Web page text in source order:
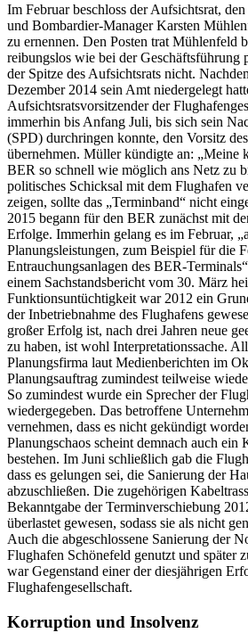
Im Februar beschloss der Aufsichtsrat,
und Bombardier-Manager Karsten
zu ernennen. Den Posten trat Mühlenfeld
reibungslos wie bei der Geschäftsführung
der Spitze des Aufsichtsrats nicht.
Dezember 2014 sein Amt niedergelegt
Aufsichtsratsvorsitzender der
immerhin bis Anfang Juli, bis sich sein
(SPD) durchringen konnte, den Vorsitz
übernehmen. Müller kündigte an: „Meine
BER so schnell wie möglich ans Netz zu
politisches Schicksal mit dem Flughafen
zeigen, sollte das „Terminband“ nicht
2015 begann für den BER zunächst mit
Erfolge. Immerhin gelang es im Februar,
Planungsleistungen, zum Beispiel für die
Entrauchungsanlagen des BER-
einem Sachstandsbericht vom 30. März
Funktionsuntüchtigkeit war 2012 ein
der Inbetriebnahme des Flughafens
großer Erfolg ist, nach drei Jahren neue
zu haben, ist wohl Interpretationssache.
Planungsfirma laut Medienberichten im
Planungsauftrag zumindest teilweise
So zumindest wurde ein Sprecher der
wiedergegeben. Das betroffene
vernehmen, dass es nicht gekündigt
Planungschaos scheint demnach auch ein
bestehen. Im Juni schließlich gab die
dass es gelungen sei, die Sanierung der
abzuschließen. Die zugehörigen
Bekanntgabe der Terminverschiebung
überlastet gewesen, sodass sie als nicht
Auch die abgeschlossene Sanierung der
Flughafen Schönefeld genutzt und später
war Gegenstand einer der diesjährigen
Flughafengesellschaft.
Korruption und Insolvenz